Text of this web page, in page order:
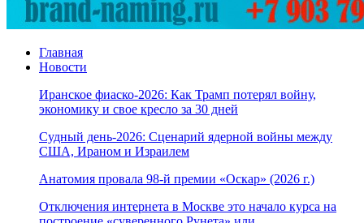
Главная
Новости
Иранское фиаско-2026: Как Трамп потерял войну,
экономику и свое кресло за 30 дней
Судный день-2026: Сценарий ядерной войны между
США, Ираном и Израилем
Анатомия провала 98-й премии «Оскар» (2026 г.)
Отключения интернета в Москве это начало курса на